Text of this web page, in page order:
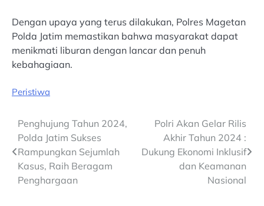
Dengan upaya yang terus dilakukan, Polres Magetan
Polda Jatim memastikan bahwa masyarakat dapat
menikmati liburan dengan lancar dan penuh
kebahagiaan.
Peristiwa
Post
navigation
Penghujung Tahun 2024,
Polda Jatim Sukses
Rampungkan Sejumlah
Kasus, Raih Beragam
Penghargaan
Polri Akan Gelar Rilis
Akhir Tahun 2024 :
Dukung Ekonomi Inklusif
dan Keamanan
Nasional